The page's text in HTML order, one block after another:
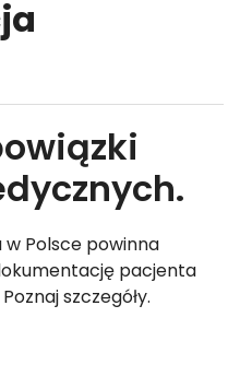
Polsce powinna
pacjenta
szczegóły.